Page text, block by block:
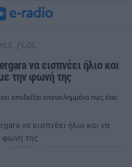
να εισπνέει ήλιο και
την φωνή της
αποδείξει επανειλημμένα πως έχει